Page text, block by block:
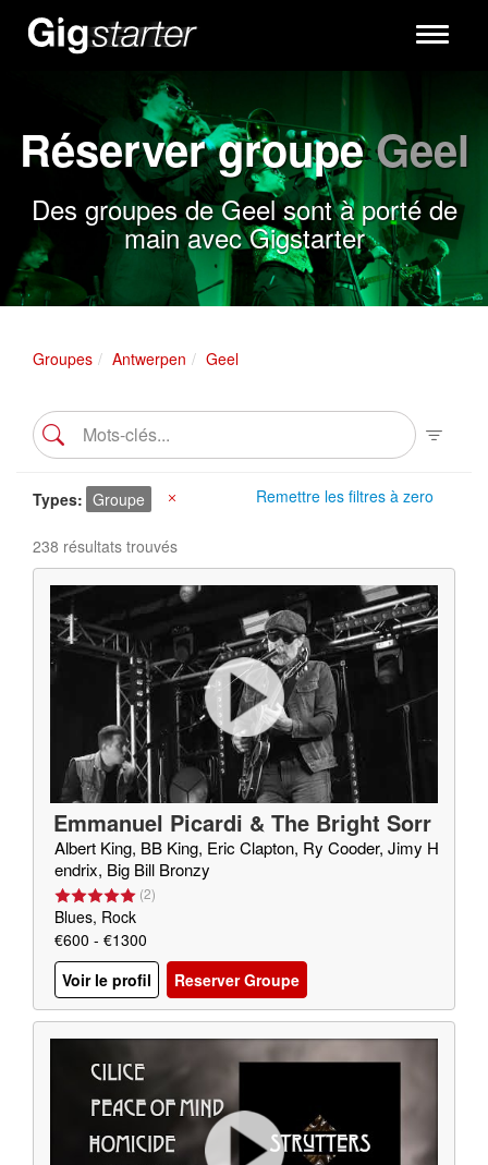
Toggle
Réserver groupeGeel
Des groupes de Geel sont à porté de
main avec Gigstarter
Groupes Antwerpen Geel
Remettre les filtres à zero
Types Groupe
238 résultats trouvés
Emmanuel Picardi & The Bright Sorr
ow
Albert King, BB King, Eric Clapton, Ry Cooder, Jimy H
endrix, Big Bill Bronzy
(2)
Blues, Rock
€600 - €1300
Voir le profil
Reserver Groupe